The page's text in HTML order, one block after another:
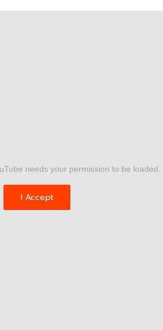
needs your permission to be loaded.
I Accept